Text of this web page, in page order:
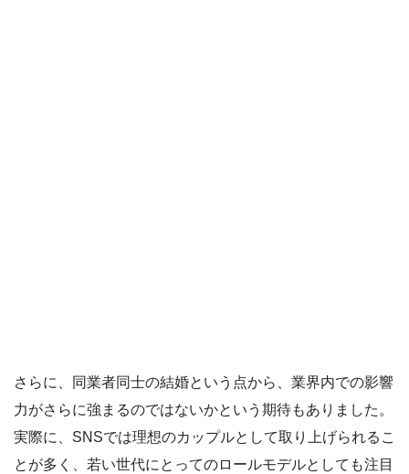
さらに、同業者同士の結婚という点から、業界内での影響
力がさらに強まるのではないかという期待もありました。
実際に、SNSでは理想のカップルとして取り上げられるこ
とが多く、若い世代にとってのロールモデルとしても注目